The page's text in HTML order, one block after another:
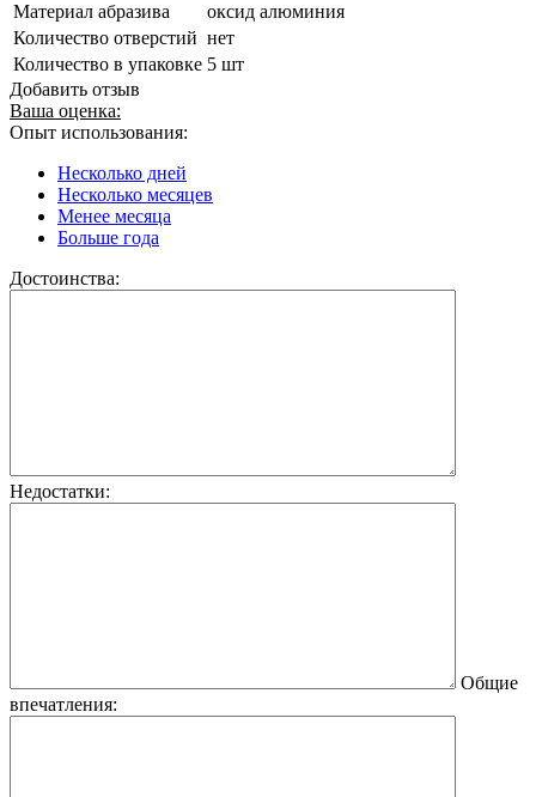
Материал абразива
оксид алюминия
Количество отверстий нет
Количество в упаковке 5 шт
Добавить отзыв
Ваша оценка:
Опыт использования:
Несколько дней
Несколько месяцев
Менее месяца
Больше года
Достоинства:
Недостатки:
Общие
впечатления: